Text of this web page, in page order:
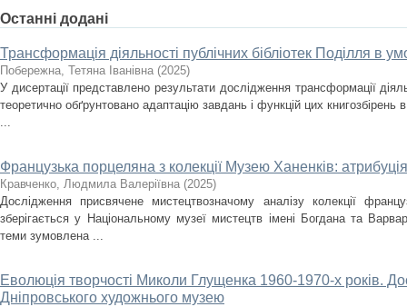
Останні додані
Трансформація діяльності публічних бібліотек Поділля в
Побережна, Тетяна Іванівна (2025)
У дисертації представлено результати дослідження трансформації
теоретично обґрунтовано адаптацію завдань і функцій цих книгозбірень
...
Французька порцеляна з колекції Музею Ханенків:
Кравченко, Людмила Валеріївна (2025)
Дослідження присвячене мистецтвозначому аналізу колекції
зберігається у Національному музеї мистецтв імені Богдана та
теми зумовлена ...
Еволюція творчості Миколи Глущенка 1960-1970-х років.
Дніпровського художнього музею